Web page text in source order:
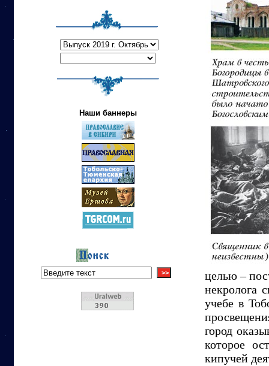
Наши баннеры
целью –
некролога
учебе в
город
которое
кипучей